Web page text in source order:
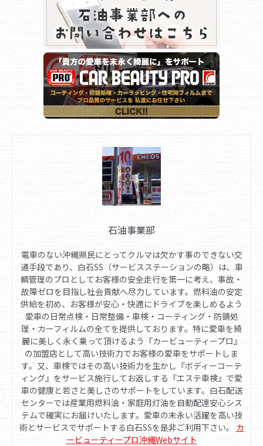
石油事業部
電車のない沖縄県民にとってクルマは欠かす事のできない交
通手段であり、白石SS（サービスステーションの略）は、車
輌管理のプロとしてお客様の安全走行を第一に考え、事故・
故障ゼロを目指し社会貢献へ尽力しています。燃料油の安定
供給を初め、お客様が安心・快適にドライブを楽しめるよう
愛車の日常点検・日常整備・車検・コーティング・防錆処
理・カーフィルムの全てを提供しております。特に愛車を綺
麗に美しく永く乗って頂けるよう『カービューティープロ』
の加盟店として高い技術力でお客様の愛車をサポートしま
す。又、車検ではその高い技術力を生かし『ボディーコーテ
ィング』をサービス施行してお返しする『エステ車検』で愛
車の健康と若さと美しさのサポートをしています。白石配送
センターでは産業用燃料油・家庭用灯油を自動配達安心シス
テムで確実にお届けいたします。愛車の末永い活躍を高い技
術とサービスでサポートする白石SSを是非ご利用下さい。 カ
ービューティープロ沖縄Webサイト